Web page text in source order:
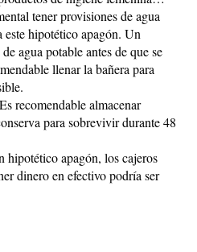
tener provisiones de agua
este hipotético apagón. Un
agua potable antes de que se
llenar la bañera para
Es recomendable almacenar
para sobrevivir durante 48
hipotético apagón, los cajeros
dinero en efectivo podría ser